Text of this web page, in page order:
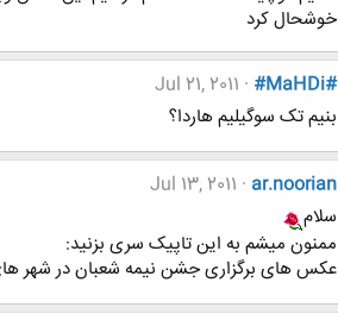
خوشحال کرد
#MaHDi#
Jul 21, 2011
بنیم تک سوگیلیم هاردا؟
ar.noorian
Jul 13, 2011
سلام
ممنون میشم به این تاپیک سری بزنید:
عکس های برگزاری جشن نیمه شعبان در شهر